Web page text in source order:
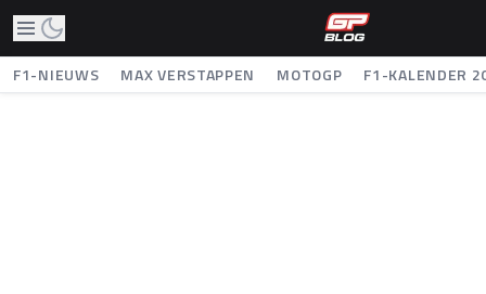
F1-NIEUWS MAX VERSTAPPEN MOTOGP F1-KALENDER